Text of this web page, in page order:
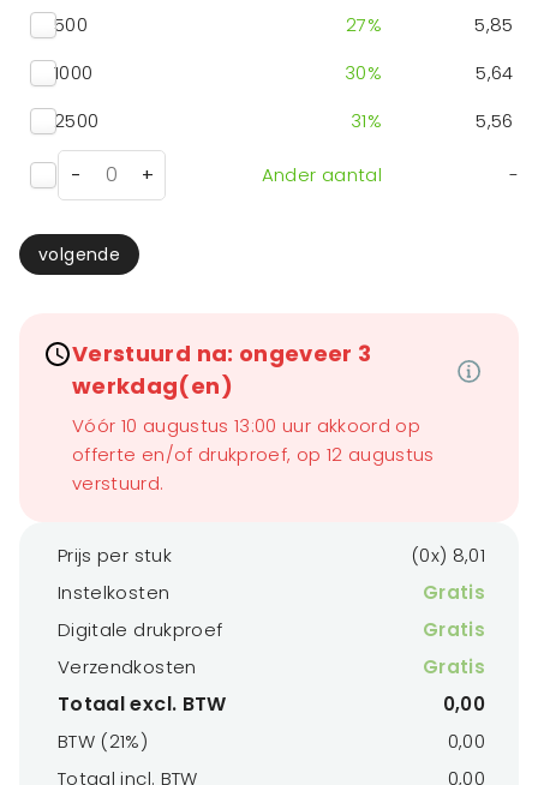
500
27%
5,85
1000
30%
5,64
2500
31% 5,56
- + Ander aantal -
volgende
Verstuurd na: ongeveer 3
werkdag(en)
Vóór 10 augustus 13:00 uur akkoord op
offerte en/of drukproef, op 12 augustus
verstuurd.
Prijs per stuk
(0x) 8,01
Instelkosten
Gratis
Digitale drukproef
Gratis
Verzendkosten
Gratis
Totaal excl. BTW
0,00
BTW (21%)
0,00
Totaal incl. BTW
0,00